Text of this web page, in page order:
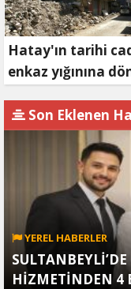
Hatay'ın tarihi
enkaz yığınına
Son Eklenen
YEREL HABERLER
HİZMETİNDEN 4